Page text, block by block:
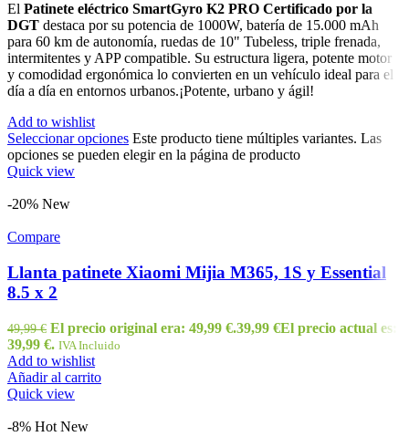
El Patinete eléctrico SmartGyro K2 PRO Certificado por la
DGT destaca por su potencia de 1000W, batería de 15.000 mAh
para 60 km de autonomía, ruedas de 10" Tubeless, triple frenada,
intermitentes y APP compatible. Su estructura ligera, potente motor
y comodidad ergonómica lo convierten en un vehículo ideal para el
día a día en entornos urbanos.¡Potente, urbano y ágil!
Add to wishlist
Seleccionar opciones Este producto tiene múltiples variantes. Las
opciones se pueden elegir en la página de producto
Quick view
-20% New
Compare
Llanta patinete Xiaomi Mijia M365, 1S y Essential
8.5 x 2
49,99€ El precio original era: 49,99 €.39,99 €El precio actual es:
39,99 €. IVA Incluido
Add to wishlist
Añadir al carrito
Quick view
-8% Hot New